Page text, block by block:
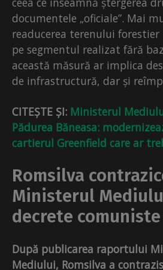
documentele „oficiale”. Mai
readucerea terenului
pe segmentul realizat fără
această măsură ar implica
de infrastructură, dar și
CITEȘTE ȘI: Ministerul
Pădurea Băneasa:
cartierul Greenfield care ar
Romsilva
Ministerul
decrete comuniste
După publicarea raportului
Mediului, Romsilva a